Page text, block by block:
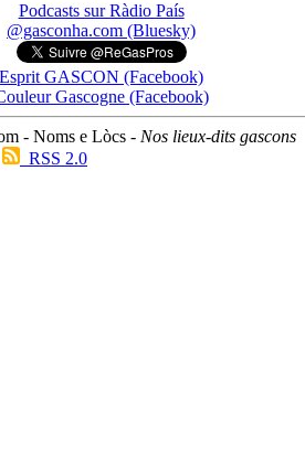
Podcasts sur Ràdio País
@gasconha.com (Bluesky)
Esprit GASCON (Facebook)
Gascogne (Facebook)
- Noms e Lòcs - Nos lieux-dits gascons
RSS 2.0